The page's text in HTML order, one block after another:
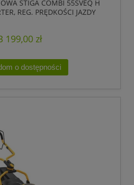
STIGA COMBI 55SVEQ H
REG. PRĘDKOŚCI JAZDY
199,00 zł
o dostępności